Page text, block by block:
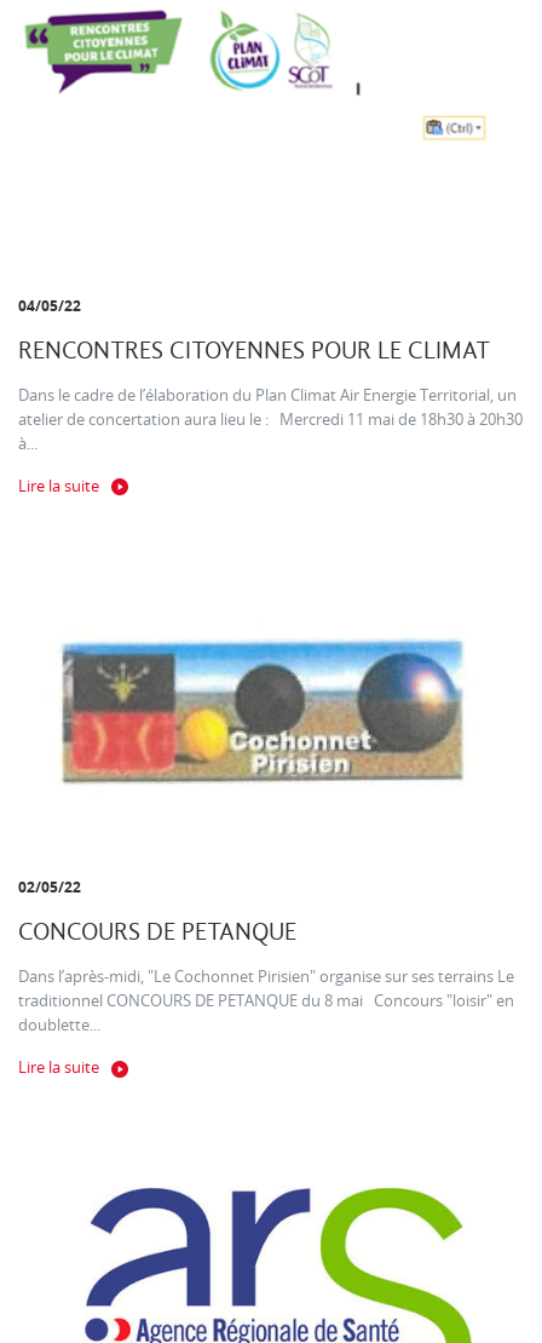
04/05/22
RENCONTRES CITOYENNES POUR LE CLIMAT
Dans le cadre de l’élaboration du Plan Climat Air Energie Territorial, un
atelier de concertation aura lieu le : Mercredi 11 mai de 18h30 à 20h30
à...
Lire la suite
02/05/22
CONCOURS DE PETANQUE
Dans l’après-midi, "Le Cochonnet Pirisien" organise sur ses terrains Le
traditionnel CONCOURS DE PETANQUE du 8 mai Concours "loisir" en
doublette...
Lire la suite